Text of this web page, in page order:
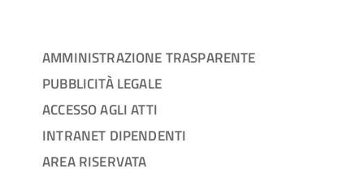
AMMINISTRAZIONE TRASPARENTE
PUBBLICITÀ LEGALE
ACCESSO AGLI ATTI
INTRANET DIPENDENTI
AREA RISERVATA